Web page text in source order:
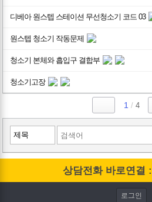
디베아 원스텝 스테이션 무선청소기 코드 03
원스텝 청소기 작동문제
청소기 본체와 흡입구 결합부
청소기고장
1 /4
상담전화 바로연결
로그인